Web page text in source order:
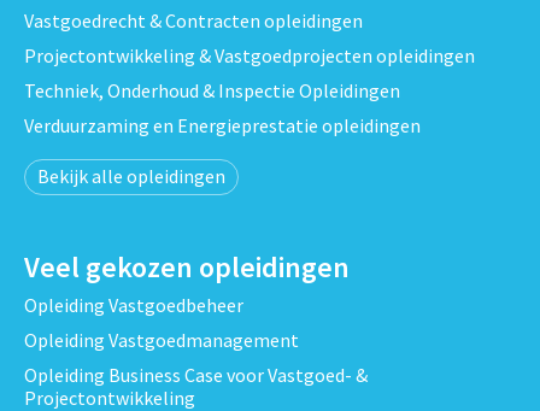
Vastgoedrecht & Contracten opleidingen
Projectontwikkeling & Vastgoedprojecten opleidingen
Techniek, Onderhoud & Inspectie Opleidingen
Verduurzaming en Energieprestatie opleidingen
Bekijk alle opleidingen
Veel gekozen opleidingen
Opleiding Vastgoedbeheer
Opleiding Vastgoedmanagement
Opleiding Business Case voor Vastgoed- &
Projectontwikkeling